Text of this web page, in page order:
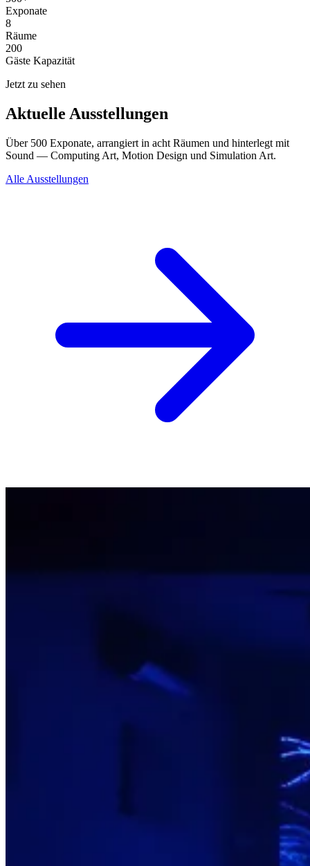
Exponate
8
Räume
200
Gäste Kapazität
Jetzt zu sehen
Aktuelle Ausstellungen
Über 500 Exponate, arrangiert in acht Räumen und hinterlegt mit
Sound — Computing Art, Motion Design und Simulation Art.
Alle Ausstellungen